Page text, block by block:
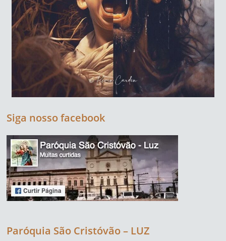
Siga nosso facebook
Paróquia São Cristóvão – LUZ